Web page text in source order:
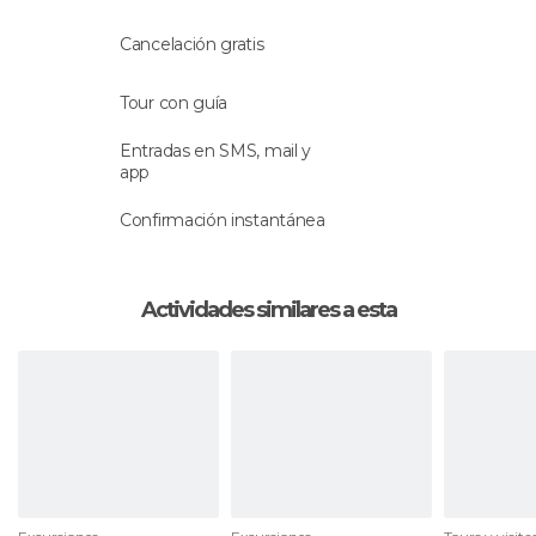
cincuenta con el que llegaste al parque.
Cancelación gratis
Tour con guía
Entradas en SMS, mail y
app
Confirmación instantánea
Actividades similares a esta